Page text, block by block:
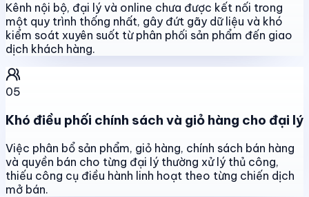
Kênh nội bộ, đại lý và online chưa được kết nối trong
một quy trình thống nhất, gây đứt gãy dữ liệu và khó
kiểm soát xuyên suốt từ phân phối sản phẩm đến giao
dịch khách hàng.
05
Khó điều phối chính sách và giỏ hàng cho đại lý
Việc phân bổ sản phẩm, giỏ hàng, chính sách bán hàng
và quyền bán cho từng đại lý thường xử lý thủ công,
thiếu công cụ điều hành linh hoạt theo từng chiến dịch
mở bán.